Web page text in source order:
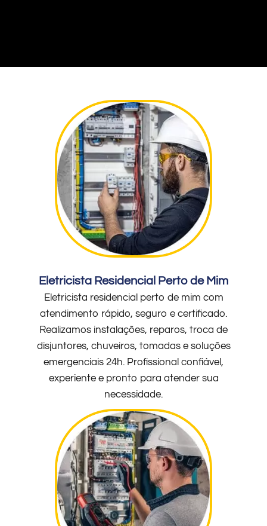
Eletricista Residencial Perto de Mim
Eletricista residencial perto de mim com
atendimento rápido, seguro e certificado.
Realizamos instalações, reparos, troca de
disjuntores, chuveiros, tomadas e soluções
emergenciais 24h. Profissional confiável,
experiente e pronto para atender sua
necessidade.